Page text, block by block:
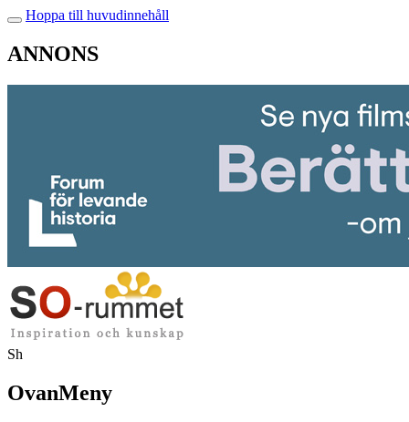
Hoppa till huvudinnehåll
ANNONS
Sh
OvanMeny